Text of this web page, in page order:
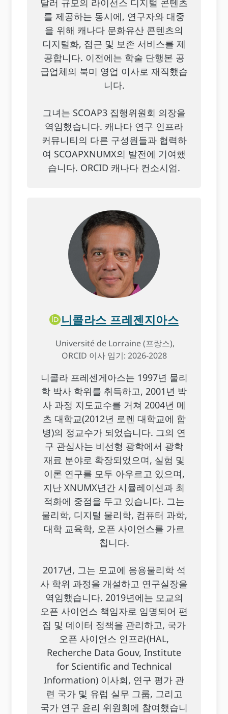
달러 규모의 라이선스 디지털 콘텐츠
를 제공하는 동시에, 연구자와 대중
을 위해 캐나다 문화유산 콘텐츠의
디지털화, 접근 및 보존 서비스를 제
공합니다. 이전에는 학술 단행본 공
급업체의 북미 영업 이사로 재직했습
니다.
그녀는 SCOAP3 집행위원회 의장을
역임했습니다. 캐나다 연구 인프라
커뮤니티의 다른 구성원들과 협력하
여 SCOAPXNUMX의 발전에 기여했
습니다. ORCID 캐나다 컨소시엄.
니콜라스 프레젠지아스
Université de Lorraine (프랑스),
ORCID 이사 임기: 2026-2028
니콜라 프레센게아스는 1997년 물리
학 박사 학위를 취득하고, 2001년 박
사 과정 지도교수를 거쳐 2004년 메
츠 대학교(2012년 로렌 대학교에 합
병)의 정교수가 되었습니다. 그의 연
구 관심사는 비선형 광학에서 광학
재료 분야로 확장되었으며, 실험 및
이론 연구를 모두 아우르고 있으며,
지난 XNUMX년간 시뮬레이션과 최
적화에 중점을 두고 있습니다. 그는
물리학, 디지털 물리학, 컴퓨터 과학,
대학 교육학, 오픈 사이언스를 가르
칩니다.
2017년, 그는 모교에 응용물리학 석
사 학위 과정을 개설하고 연구실장을
역임했습니다. 2019년에는 모교의
오픈 사이언스 책임자로 임명되어 편
집 및 데이터 정책을 관리하고, 국가
오픈 사이언스 인프라(HAL,
Recherche Data Gouv, Institute
for Scientific and Technical
Information) 이사회, 연구 평가 관
련 국가 및 유럽 실무 그룹, 그리고
국가 연구 윤리 위원회에 참여했습니